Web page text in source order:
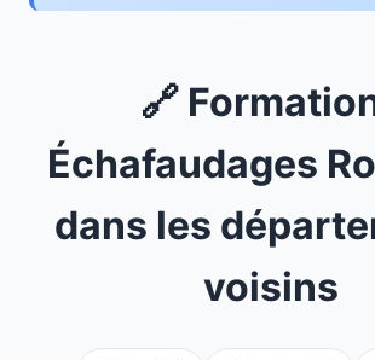
🔗
Échafaudages
dans les
voisins